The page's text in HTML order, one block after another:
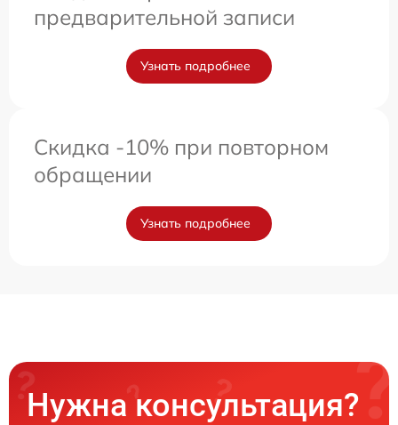
предварительной записи
Узнать подробнее
Скидка -10% при повторном
обращении
Узнать подробнее
Нужна консультация?